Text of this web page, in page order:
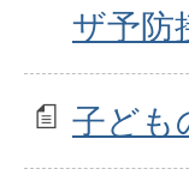
ザ予防
子ども